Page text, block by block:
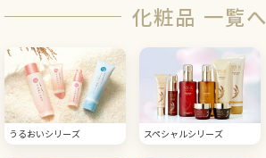
化粧品 一覧へ
うるおいシリーズ スペシャルシリーズ